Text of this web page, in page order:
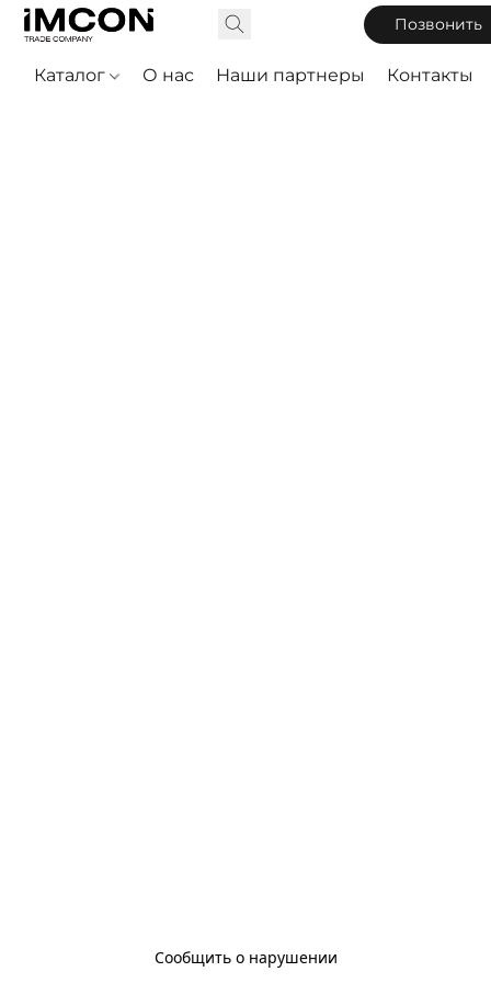
Позвонить
Каталог О нас Наши партнеры Контакты
Сообщить о нарушении